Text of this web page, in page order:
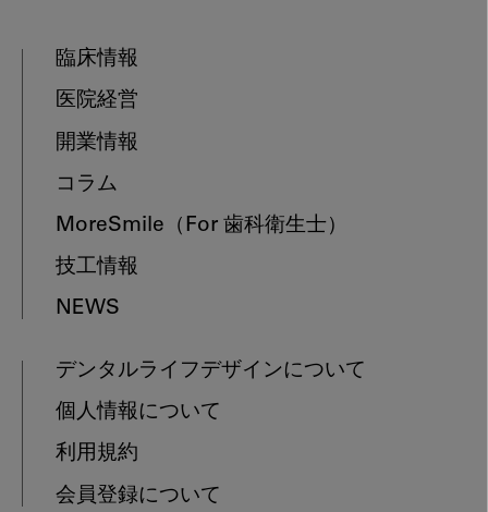
臨床情報
医院経営
開業情報
コラム
MoreSmile （For 歯科衛生士）
技工情報
NEWS
デンタルライフデザインについて
個人情報について
利用規約
会員登録について